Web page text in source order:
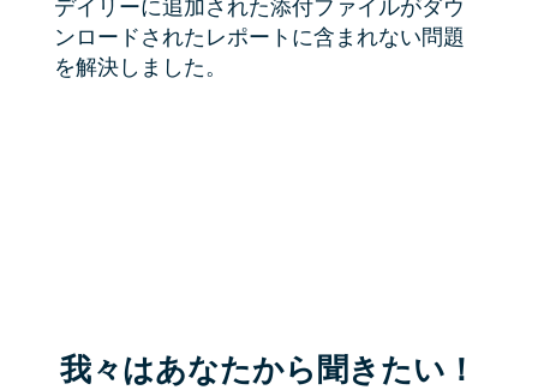
デイリーに追加された添付ファイルがダウ
ンロードされたレポートに含まれない問題
を解決しました。
我々はあなたから聞きたい！